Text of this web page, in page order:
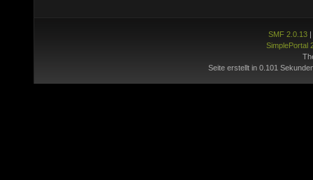
SMF 2.0.13|
SimplePortal
Seite erstellt in 0.101